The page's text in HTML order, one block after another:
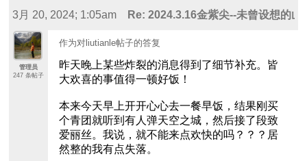
3月 20, 2024; 1:05am
Re: 2024.3.16金紫尖--未曾设想的山
管理员
247 条帖子
作为对liutianle帖子的答复
昨天晚上某些炸裂的消息得到了细节补充。皆
大欢喜的事值得一顿好饭！
本来今天早上开开心心去一餐早饭，结果刚买
个青团就听到有人弹天空之城，然后接了段致
爱丽丝。我说，就不能来点欢快的吗？？？居
然整的我有点失落。